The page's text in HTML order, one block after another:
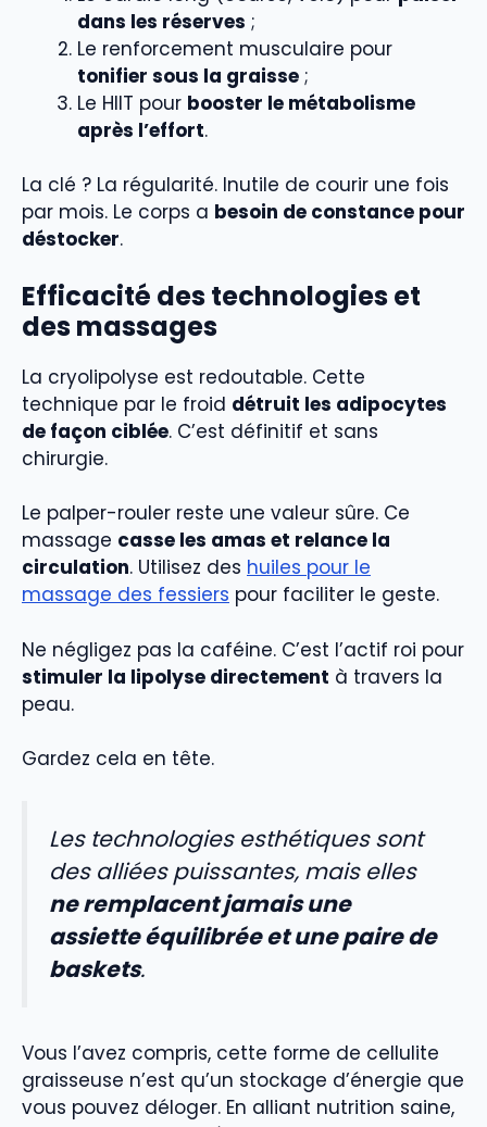
dans les réserves ;
Le renforcement musculaire pour
tonifier sous la graisse ;
Le HIIT pour booster le métabolisme
après l’effort.
La clé ? La régularité. Inutile de courir une fois
par mois. Le corps a besoin de constance pour
déstocker.
Efficacité des technologies et
des massages
La cryolipolyse est redoutable. Cette
technique par le froid détruit les adipocytes
de façon ciblée. C’est définitif et sans
chirurgie.
Le palper-rouler reste une valeur sûre. Ce
massage casse les amas et relance la
circulation. Utilisez des huiles pour le
massage des fessiers pour faciliter le geste.
Ne négligez pas la caféine. C’est l’actif roi pour
stimuler la lipolyse directement à travers la
peau.
Gardez cela en tête.
Les technologies esthétiques sont
des alliées puissantes, mais elles
ne remplacent jamais une
assiette équilibrée et une paire de
baskets.
Vous l’avez compris, cette forme de cellulite
graisseuse n’est qu’un stockage d’énergie que
vous pouvez déloger. En alliant nutrition saine,